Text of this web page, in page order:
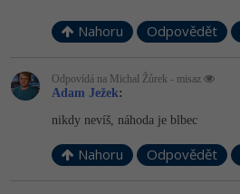
Nahoru Odpovědět
Odpovídá na Michal Žůrek - misaz
Adam Ježek:
nikdy nevíš, náhoda je blbec
Nahoru Odpovědět